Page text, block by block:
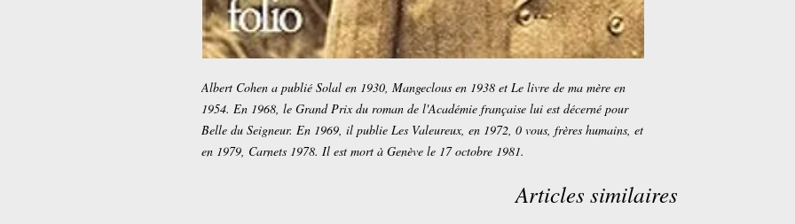
Albert Cohen a publié Solal en 1930, Mangeclous en 1938 et Le livre de ma mère en
1954. En 1968, le Grand Prix du roman de l'Académie française lui est décerné pour
Belle du Seigneur. En 1969, il publie Les Valeureux, en 1972, 0 vous, frères humains, et
en 1979, Carnets 1978. Il est mort à Genève le 17 octobre 1981.
Articles similaires